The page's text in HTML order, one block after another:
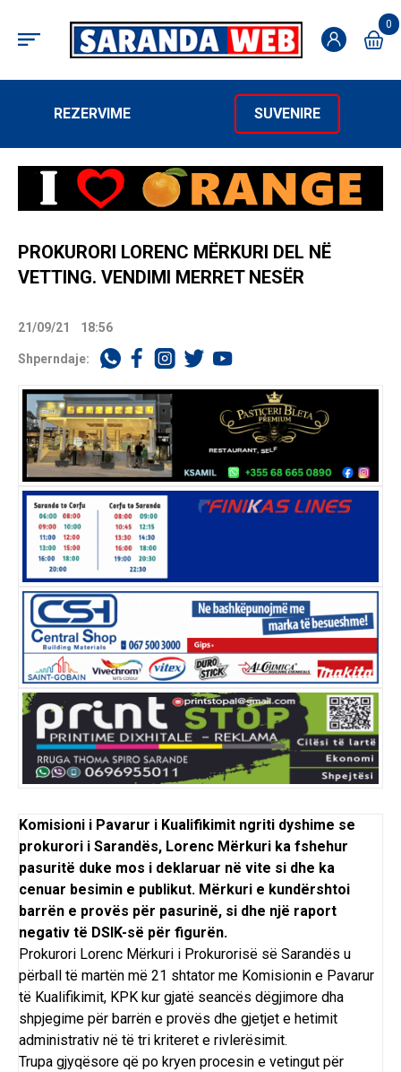
0
REZERVIME SUVENIRE
PROKURORI LORENC MËRKURI DEL NË
VETTING. VENDIMI MERRET NESËR
21/09/21 18:56
Shperndaje:
Komisioni i Pavarur i Kualifikimit ngriti dyshime se
prokurori i Sarandës, Lorenc Mërkuri ka fshehur
pasuritë duke mos i deklaruar në vite si dhe ka
cenuar besimin e publikut. Mërkuri e kundërshtoi
barrën e provës për pasurinë, si dhe një raport
negativ të DSIK-së për figurën.
Prokurori Lorenc Mërkuri i Prokurorisë së Sarandës u
përball të martën më 21 shtator me Komisionin e Pavarur
të Kualifikimit, KPK kur gjatë seancës dëgjimore dha
shpjegime për barrën e provës dhe gjetjet e hetimit
administrativ në të tri kriteret e rivlerësimit.
Trupa gjyqësore që po kryen procesin e vetingut për